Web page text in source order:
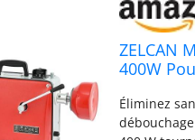
ZELCAN
400W
de
Éliminez